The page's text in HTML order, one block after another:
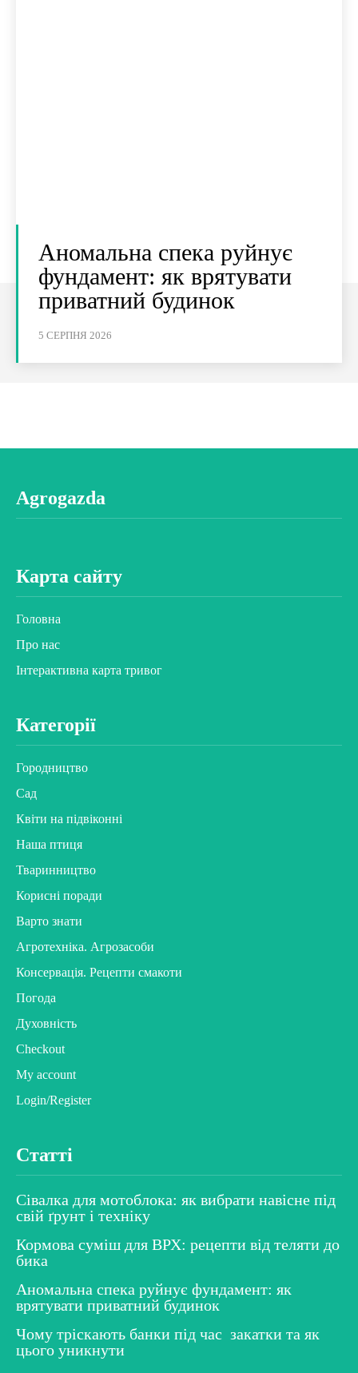
Аномальна спека руйнує
фундамент: як врятувати
приватний будинок
5 СЕРПНЯ 2026
Agrogazda
Карта сайту
Головна
Про нас
Інтерактивна карта тривог
Категорії
Городництво
Сад
Квіти на підвіконні
Наша птиця
Тваринництво
Корисні поради
Варто знати
Агротехніка. Агрозасоби
Консервація. Рецепти смакоти
Погода
Духовність
Checkout
My account
Login/Register
Статті
Сівалка для мотоблока: як вибрати навісне під
свій ґрунт і техніку
Кормова суміш для ВРХ: рецепти від теляти до
бика
Аномальна спека руйнує фундамент: як
врятувати приватний будинок
Чому тріскають банки під час закатки та як
цього уникнути